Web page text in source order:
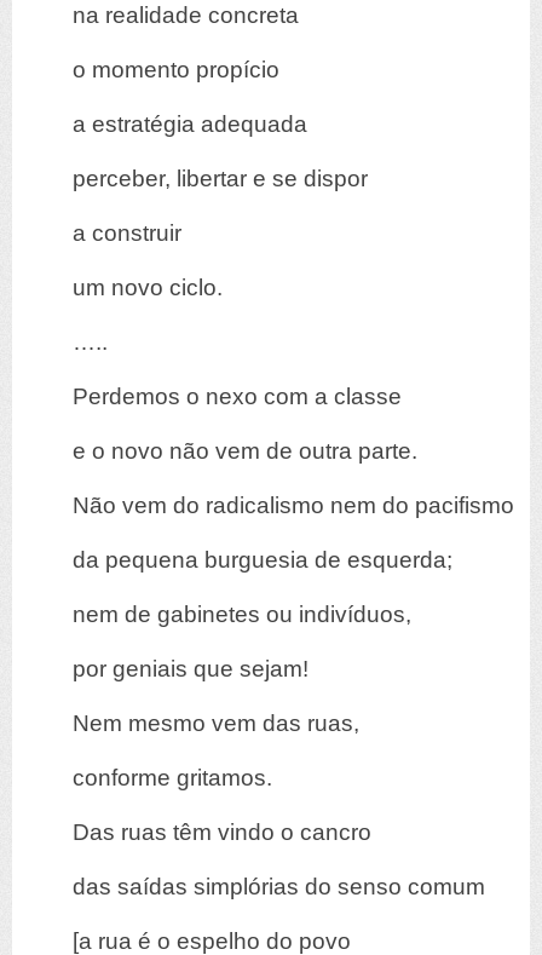
na realidade concreta
o momento propício
a estratégia adequada
perceber, libertar e se dispor
a construir
um novo ciclo.
…..
Perdemos o nexo com a classe
e o novo não vem de outra parte.
Não vem do radicalismo nem do pacifismo
da pequena burguesia de esquerda;
nem de gabinetes ou indivíduos,
por geniais que sejam!
Nem mesmo vem das ruas,
conforme gritamos.
Das ruas têm vindo o cancro
das saídas simplórias do senso comum
[a rua é o espelho do povo